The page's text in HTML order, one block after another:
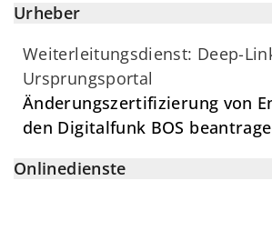
Urheber
Weiterleitungsdienst: Deep-
Ursprungsportal
Änderungszertifizierung von
den Digitalfunk BOS
Onlinedienste